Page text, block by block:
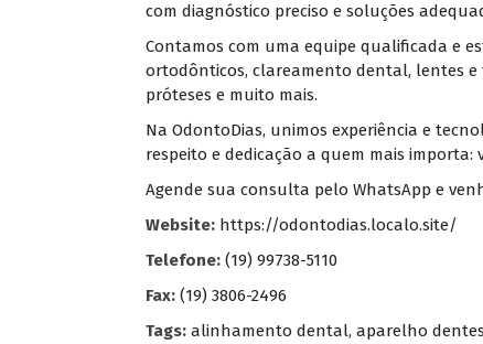
com diagnóstico preciso e soluções
Contamos com uma equipe qualificada e
ortodônticos, clareamento dental, lentes
próteses e muito mais.
Na OdontoDias, unimos experiência e
respeito e dedicação a quem mais importa:
Agende sua consulta pelo WhatsApp e
Website: https://odontodias.localo.site/
Telefone: (19) 99738-5110
Fax: (19) 3806-2496
Tags: alinhamento dental, aparelho dentes